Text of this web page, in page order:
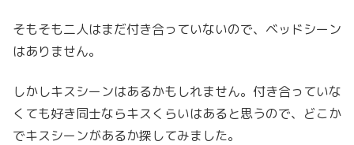
そもそも二人はまだ付き合っていないので、ベッドシーン
はありません。
しかしキスシーンはあるかもしれません。付き合っていな
くても好き同士ならキスくらいはあると思うので、どこか
でキスシーンがあるか探してみました。